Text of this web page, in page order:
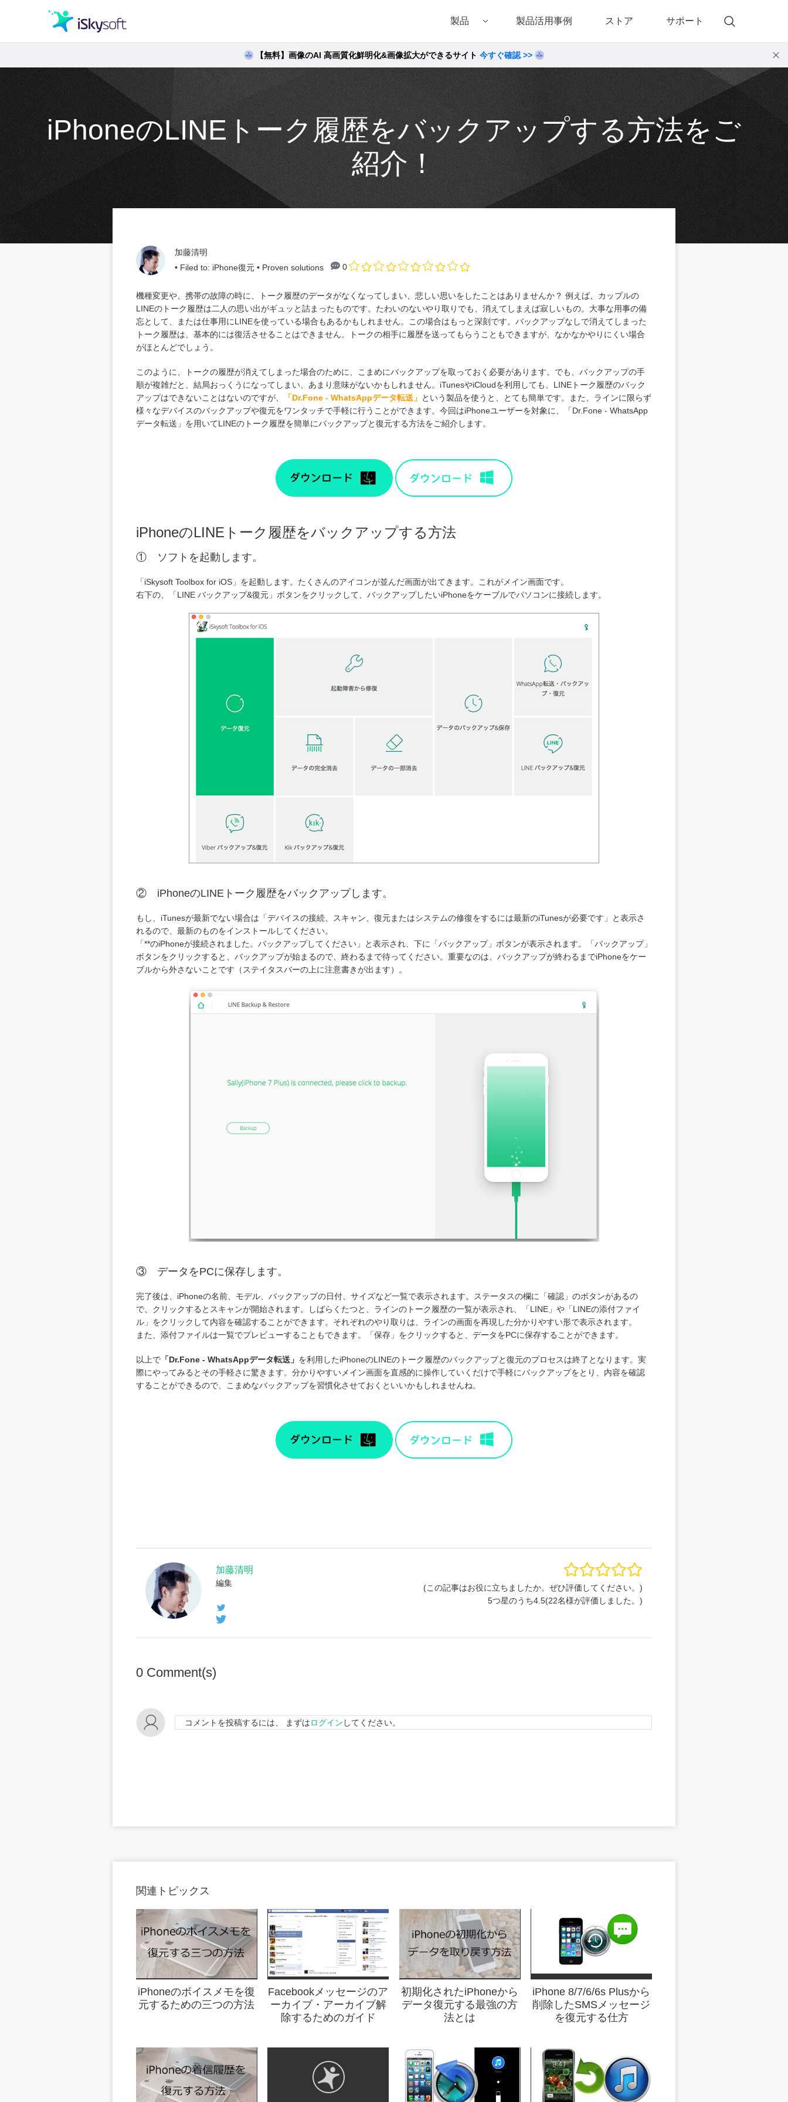
製品
クリエイティビティ
オフィス効率化
ユーティリティ
Filmora（フィモーラ）
• Filmora for Windows
• Filmora for Mac
UniConverter(スーパーメディア変換!)
• UniConverter for Windows
• UniConverter for Mac
DVD Memory（DVDメモリー）
• DVD Memory for Windows
• DVD Memory for Mac
動画・音楽変換プロ
• 動画・音楽変換6！プロ for Windows
• 動画・音楽変換3！プロ for Mac
製品活用事例 ストア サポート
【無料】画像のAI 高画質化鮮明化&画像拡大ができるサイト 今すぐ確認 >>
iPhoneのLINEトーク履歴をバックアップする方法をご
紹介！
加藤清明
• Filed to: iPhone復元 • Proven solutions 0
機種変更や、携帯の故障の時に、トーク履歴のデータがなくなってしまい、悲しい思いをしたことはありませんか？ 例えば、カップルの
LINEのトーク履歴は二人の思い出がギュッと詰まったものです。たわいのないやり取りでも、消えてしまえば寂しいもの。大事な用事の備
忘として、または仕事用にLINEを使っている場合もあるかもしれません。この場合はもっと深刻です。バックアップなしで消えてしまった
トーク履歴は、基本的には復活させることはできません。トークの相手に履歴を送ってもらうこともできますが、なかなかやりにくい場合
がほとんどでしょう。
このように、トークの履歴が消えてしまった場合のために、こまめにバックアップを取っておく必要があります。でも、バックアップの手
順が複雑だと、結局おっくうになってしまい、あまり意味がないかもしれません。iTunesやiCloudを利用しても、LINEトーク履歴のバック
アップはできないことはないのですが、
「Dr.Fone - WhatsAppデータ転送」 という製品を使うと、とても簡単です。また、ラインに限らず
様々なデバイスのバックアップや復元をワンタッチで手軽に行うことができます。今回はiPhoneユーザーを対象に、「Dr.Fone - WhatsApp
データ転送」を用いてLINEのトーク履歴を簡単にバックアップと復元する方法をご紹介します。
iPhoneのLINEトーク履歴をバックアップする方法
① ソフトを起動します。
「iSkysoft Toolbox for iOS」を起動します。たくさんのアイコンが並んだ画面が出てきます。これがメイン画面です。
右下の、「LINE バックアップ&復元」ボタンをクリックして、バックアップしたいiPhoneをケーブルでパソコンに接続します。
② iPhoneのLINEトーク履歴をバックアップします。
もし、iTunesが最新でない場合は「デバイスの接続、スキャン、復元またはシステムの修復をするには最新のiTunesが必要です」と表示さ
れるので、最新のものをインストールしてください。
「**のiPhoneが接続されました。バックアップしてください」と表示され、下に「バックアップ」ボタンが表示されます。「バックアップ」
ボタンをクリックすると、バックアップが始まるので、終わるまで待ってください。重要なのは、バックアップが終わるまでiPhoneをケー
ブルから外さないことです（ステイタスバーの上に注意書きが出ます）。
③ データをPCに保存します。
完了後は、iPhoneの名前、モデル、バックアップの日付、サイズなど一覧で表示されます。ステータスの欄に「確認」のボタンがあるの
で、クリックするとスキャンが開始されます。しばらくたつと、ラインのトーク履歴の一覧が表示され、「LINE」や「LINEの添付ファイ
ル」をクリックして内容を確認することができます。それぞれのやり取りは、ラインの画面を再現した分かりやすい形で表示されます。
また、添付ファイルは一覧でプレビューすることもできます。「保存」をクリックすると、データをPCに保存することができます。
以上で 「Dr.Fone - WhatsAppデータ転送」 を利用したiPhoneのLINEのトーク履歴のバックアップと復元のプロセスは終了となります。実
際にやってみるとその手軽さに驚きます。分かりやすいメイン画面を直感的に操作していくだけで手軽にバックアップをとり、内容を確認
することができるので、こまめなバックアップを習慣化させておくといいかもしれませんね。
加藤清明
編集
(この記事はお役に立ちましたか。ぜひ評価してください。)
5つ星のうち4.5(22名様が評価しました。)
0 Comment(s)
コメントを投稿するには、 まずはログイン してください。
関連トピックス
iPhoneのボイスメモを復
元するための三つの方法
Facebookメッセージのア
ーカイブ・アーカイブ解
除するためのガイド
初期化されたiPhoneから
データ復元する最強の方
法とは
iPhone 8/7/6/6s Plusから
削除したSMSメッセージ
を復元する仕方